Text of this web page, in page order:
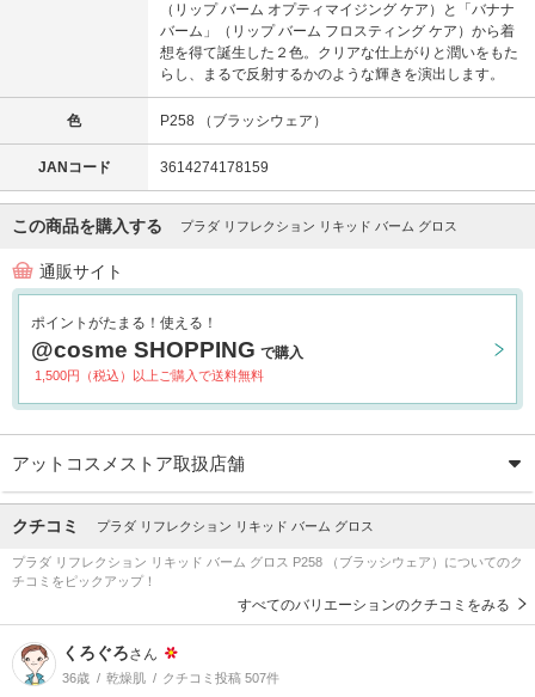
（リップ バーム オプティマイジング ケア）と「バナナ
バーム」（リップ バーム フロスティング ケア）から着
想を得て誕生した２色。クリアな仕上がりと潤いをもた
らし、まるで反射するかのような輝きを演出します。
色 P258 （ブラッシウェア）
JANコード 3614274178159
この商品を購入する プラダ リフレクション リキッド バーム グロス
通販サイト
ポイントがたまる！使える！
@cosme SHOPPING で購入
1,500円（税込）以上ご購入で送料無料
アットコスメストア取扱店舗
クチコミ プラダ リフレクション リキッド バーム グロス
プラダ リフレクション リキッド バーム グロス P258 （ブラッシウェア）についてのク
チコミをピックアップ！
すべてのバリエーションのクチコミをみる
くろぐろさん
36歳 乾燥肌 クチコミ投稿 507件